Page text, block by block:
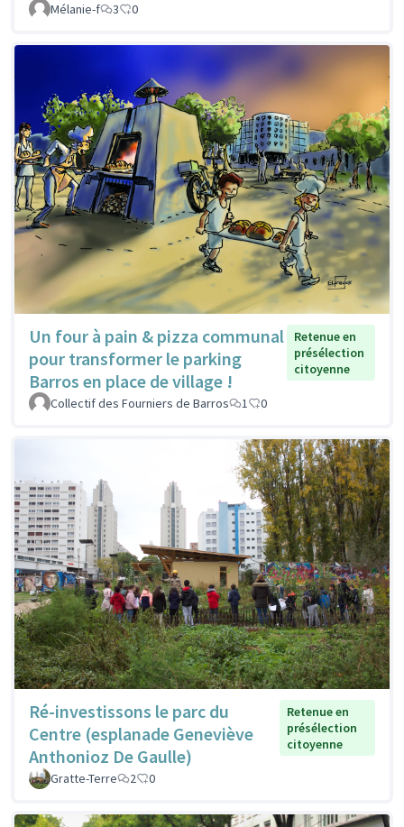
Mélanie-f
3 0
Un four à pain & pizza communal
pour transformer le parking
Barros en place de village !
Retenue en
présélection
citoyenne
Collectif des Fourniers de Barros 1 0
Ré-investissons le parc du
Centre (esplanade Geneviève
Anthonioz De Gaulle)
Retenue en
présélection
citoyenne
Gratte-Terre 2 0